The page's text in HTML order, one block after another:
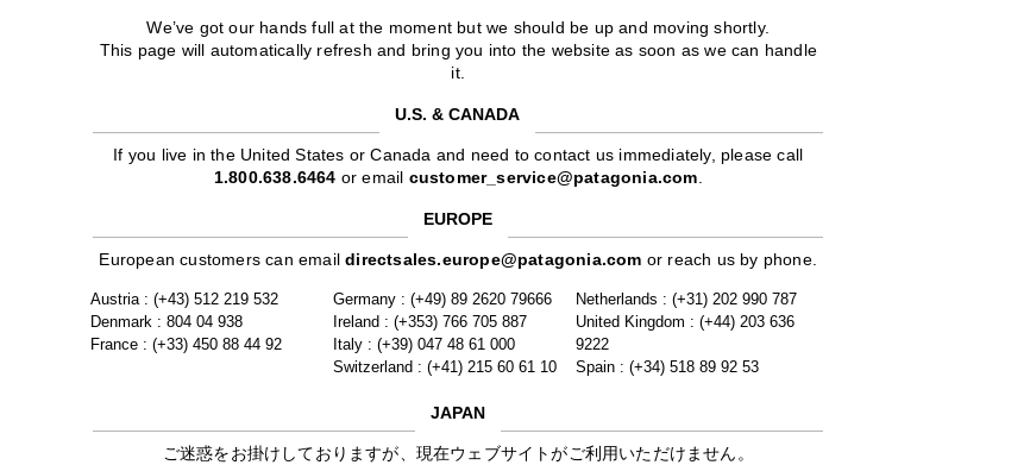
We’ve got our hands full at the moment but we should be up and moving shortly.
This page will automatically refresh and bring you into the website as soon as we can handle
it.
U.S. & CANADA
If you live in the United States or Canada and need to contact us immediately, please call
1.800.638.6464 or email customer_service@patagonia.com.
EUROPE
European customers can emaildirectsales.europe@patagonia.com or reach us by phone.
Austria : (+43) 512 219 532
Denmark : 804 04 938
France : (+33) 450 88 44 92
Germany : (+49) 89 2620 79666
Ireland : (+353) 766 705 887
Italy : (+39) 047 48 61 000
Switzerland : (+41) 215 60 61 10
Netherlands : (+31) 202 990 787
United Kingdom : (+44) 203 636
9222
Spain : (+34) 518 89 92 53
JAPAN
ご迷惑をお掛けしておりますが、現在ウェブサイトがご利用いただけません。